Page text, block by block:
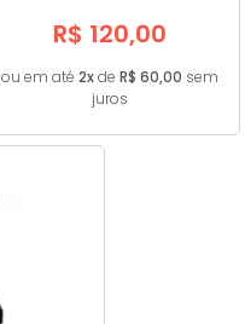
R$ 120,00
ou em até 2xde R$ 60,00 sem
juros